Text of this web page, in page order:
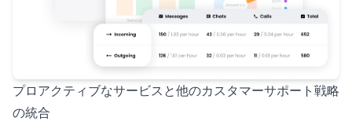
プロアクティブなサービスと他のカスタマーサポート戦略
の統合